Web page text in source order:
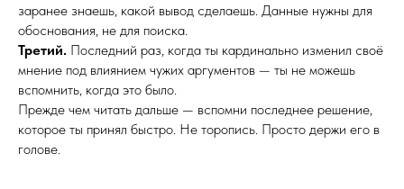
заранее знаешь, какой вывод сделаешь. Данные нужны для
обоснования, не для поиска.
Третий. Последний раз, когда ты кардинально изменил своё
мнение под влиянием чужих аргументов — ты не можешь
вспомнить, когда это было.
Прежде чем читать дальше — вспомни последнее решение,
которое ты принял быстро. Не торопись. Просто держи его в
голове.